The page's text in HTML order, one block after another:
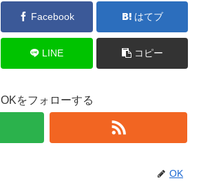
Facebook はてブ
LINE コピー
OKをフォローする
OK